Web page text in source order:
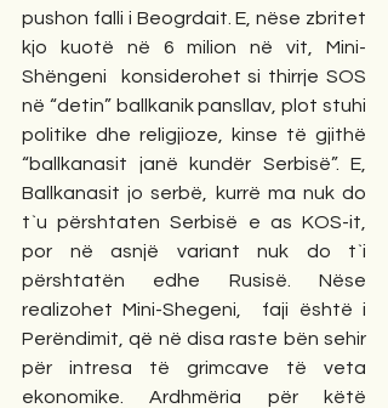
pushon falli i Beogrdait. E, nëse zbritet
kjo kuotë në 6 milion në vit, Mini-
Shëngeni  konsiderohet si thirrje SOS
në “detin” ballkanik pansllav, plot stuhi
politike dhe religjioze, kinse të gjithë
“ballkanasit janë kundër Serbisë”. E,
Ballkanasit jo serbë, kurrë ma nuk do
t`u përshtaten Serbisë e as KOS-it,
por në asnjë variant nuk do t`i
përshtatën edhe Rusisë. Nëse
realizohet Mini-Shegeni,  faji është i
Perëndimit, që në disa raste bën sehir
për intresa të grimcave të veta
ekonomike. Ardhmëria për këtë